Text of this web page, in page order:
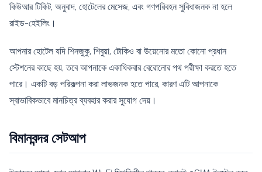
কিউআর টিকিট, অনুবাদ, হোটেলের মেসেজ, এবং গণপরিবহন সুবিধাজনক না হলে
রাইড-হেইলিং।
আপনার হোটেল যদি শিনজুকু, শিবুয়া, টোকিও বা উয়েনোর মতো কোনো প্রধান
স্টেশনের কাছে হয়, তবে আপনাকে একাধিকবার বেরোনোর ​​পথ পরীক্ষা করতে হতে
পারে। একটি বড় পরিকল্পনা করা লাভজনক হতে পারে, কারণ এটি আপনাকে
স্বাভাবিকভাবে মানচিত্র ব্যবহার করার সুযোগ দেয়।
বিমানবন্দর সেটআপ